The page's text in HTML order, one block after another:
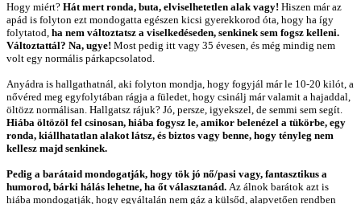
Hogy miért? Hát mert ronda, buta, elviselhetetlen alak vagy! Hiszen már az
apád is folyton ezt mondogatta egészen kicsi gyerekkorod óta, hogy ha így
folytatod, ha nem változtatsz a viselkedéseden, senkinek sem fogsz kelleni.
Változtattál? Na, ugye! Most pedig itt vagy 35 évesen, és még mindig nem
volt egy normális párkapcsolatod.
Anyádra is hallgathatnál, aki folyton mondja, hogy fogyjál már le 10-20 kilót, a
nővéred meg egyfolytában rágja a füledet, hogy csinálj már valamit a hajaddal,
öltözz normálisan. Hallgatsz rájuk? Jó, persze, igyekszel, de semmi sem segít.
Hiába öltözöl fel csinosan, hiába fogysz le, amikor belenézel a tükörbe, egy
ronda, kiállhatatlan alakot látsz, és biztos vagy benne, hogy tényleg nem
kellesz majd senkinek.
Pedig a barátaid mondogatják, hogy tök jó nő/pasi vagy, fantasztikus a
humorod, bárki hálás lehetne, ha őt választanád. Az álnok barátok azt is
hiába mondogatják, hogy egyáltalán nem gáz a külsőd, alapvetően rendben